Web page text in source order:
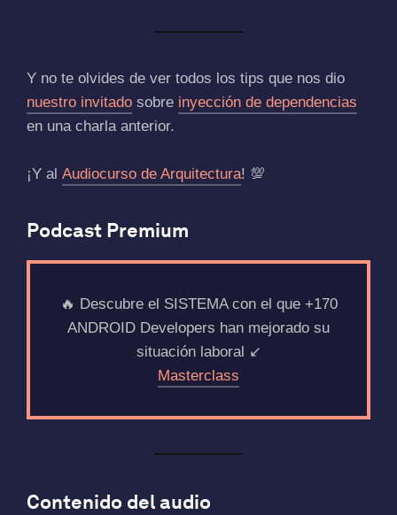
Y no te olvides de ver todos los tips que nos dio
nuestro invitado sobre inyección de dependencias
en una charla anterior.
¡Y al Audiocurso de Arquitectura! 💯
Podcast Premium
🔥 Descubre el SISTEMA con el que +170
ANDROID Developers han mejorado su
situación laboral ↙️
Masterclass
Contenido del audio